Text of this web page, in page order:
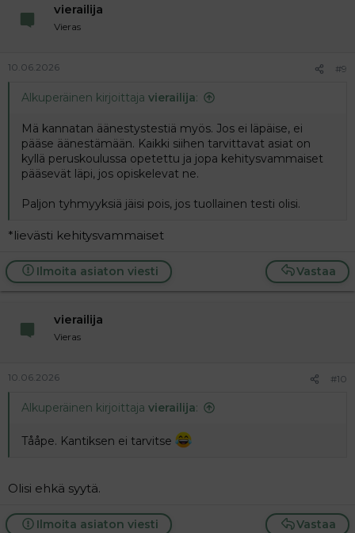
vierailija
Vieras
10.06.2026 #9
Alkuperäinen kirjoittaja vierailija:
Mä kannatan äänestystestiä myös. Jos ei läpäise, ei
pääse äänestämään. Kaikki siihen tarvittavat asiat on
kyllä peruskoulussa opetettu ja jopa kehitysvammaiset
pääsevät läpi, jos opiskelevat ne.
Paljon tyhmyyksiä jäisi pois, jos tuollainen testi olisi.
*lievästi kehitysvammaiset
Vastaa
Ilmoita asiaton viesti
vierailija
Vieras
10.06.2026 #10
Alkuperäinen kirjoittaja vierailija:
Tååpe. Kantiksen ei tarvitse
Olisi ehkä syytä.
Vastaa
Ilmoita asiaton viesti